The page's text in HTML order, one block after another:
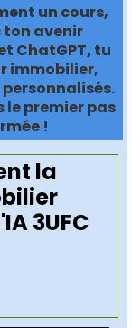
un cours,
ton avenir
ChatGPT, tu
immobilier,
premier pas
!
la
3UFC